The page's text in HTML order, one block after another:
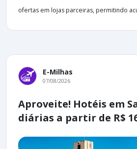
ofertas em lojas parceiras, permitindo
E-Milhas
07/08/2026
Aproveite! Hotéis em
diárias a partir de R$